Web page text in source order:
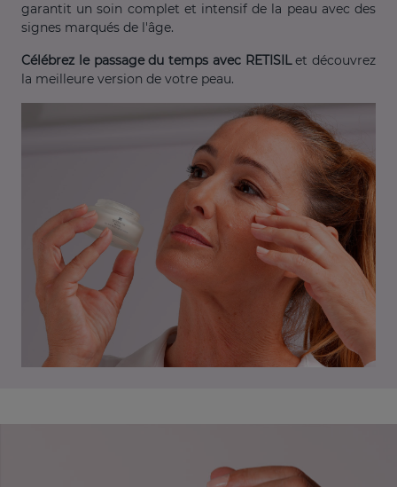
garantit un soin complet et intensif de la peau avec des
signes marqués de l'âge.
Célébrez le passage du temps avec RETISILet découvrez
la meilleure version de votre peau.